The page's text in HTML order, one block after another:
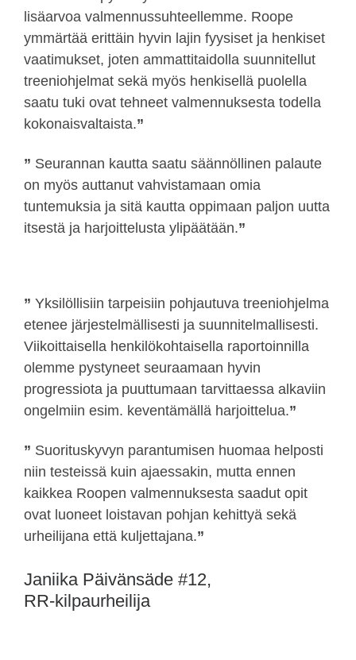
lisäarvoa valmennussuhteellemme. Roope
ymmärtää erittäin hyvin lajin fyysiset ja henkiset
vaatimukset, joten ammattitaidolla suunnitellut
treeniohjelmat sekä myös henkisellä puolella
saatu tuki ovat tehneet valmennuksesta todella
kokonaisvaltaista.”
” Seurannan kautta saatu säännöllinen palaute
on myös auttanut vahvistamaan omia
tuntemuksia ja sitä kautta oppimaan paljon uutta
itsestä ja harjoittelusta ylipäätään.”
” Yksilöllisiin tarpeisiin pohjautuva treeniohjelma
etenee järjestelmällisesti ja suunnitelmallisesti.
Viikoittaisella henkilökohtaisella raportoinnilla
olemme pystyneet seuraamaan hyvin
progressiota ja puuttumaan tarvittaessa alkaviin
ongelmiin esim. keventämällä harjoittelua.”
” Suorituskyvyn parantumisen huomaa helposti
niin testeissä kuin ajaessakin, mutta ennen
kaikkea Roopen valmennuksesta saadut opit
ovat luoneet loistavan pohjan kehittyä sekä
urheilijana että kuljettajana.”
Janiika Päivänsäde #12,
RR-kilpaurheilija